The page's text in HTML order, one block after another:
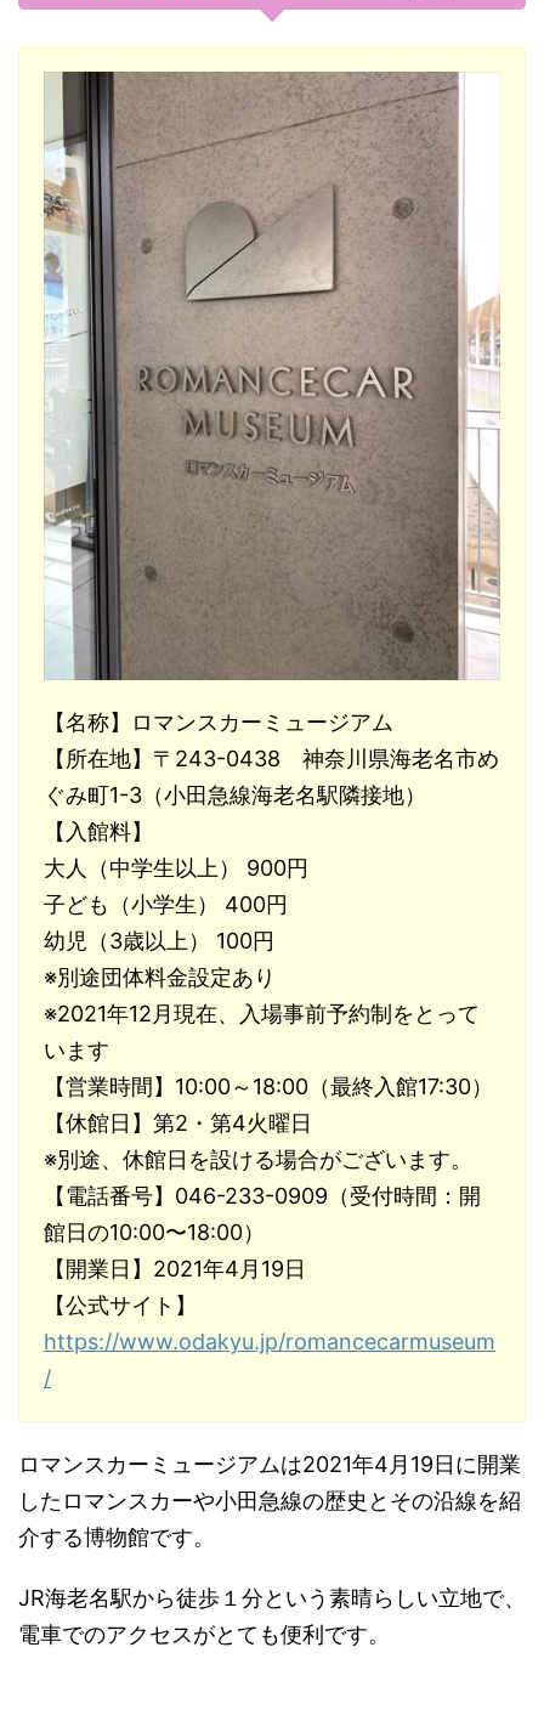
【名称】ロマンスカーミュージアム
【所在地】〒243-0438 神奈川県海老名市め
ぐみ町1-3（小田急線海老名駅隣接地）
【入館料】
大人（中学生以上） 900円
子ども（小学生） 400円
幼児（3歳以上） 100円
※別途団体料金設定あり
※2021年12月現在、入場事前予約制をとって
います
【営業時間】10:00～18:00（最終入館17:30）
【休館日】第2・第4火曜日
※別途、休館日を設ける場合がございます。
【電話番号】046-233-0909（受付時間：開
館日の10:00〜18:00）
【開業日】2021年4月19日
【公式サイト】
https://www.odakyu.jp/romancecarmuseum
/
ロマンスカーミュージアムは2021年4月19日に開業
したロマンスカーや小田急線の歴史とその沿線を紹
介する博物館です。
JR海老名駅から徒歩１分という素晴らしい立地で、
電車でのアクセスがとても便利です。